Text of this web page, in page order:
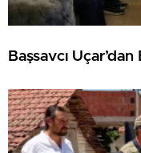
Başsavcı